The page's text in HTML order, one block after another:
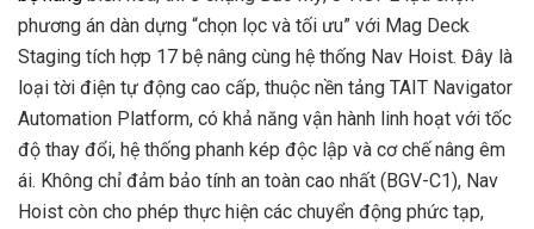
phương án dàn dựng “chọn lọc và tối ưu” với Mag Deck
Staging tích hợp 17 bệ nâng cùng hệ thống Nav Hoist. Đây là
loại tời điện tự động cao cấp, thuộc nền tảng TAIT Navigator
Automation Platform, có khả năng vận hành linh hoạt với tốc
độ thay đổi, hệ thống phanh kép độc lập và cơ chế nâng êm
ái. Không chỉ đảm bảo tính an toàn cao nhất (BGV-C1), Nav
Hoist còn cho phép thực hiện các chuyển động phức tạp,